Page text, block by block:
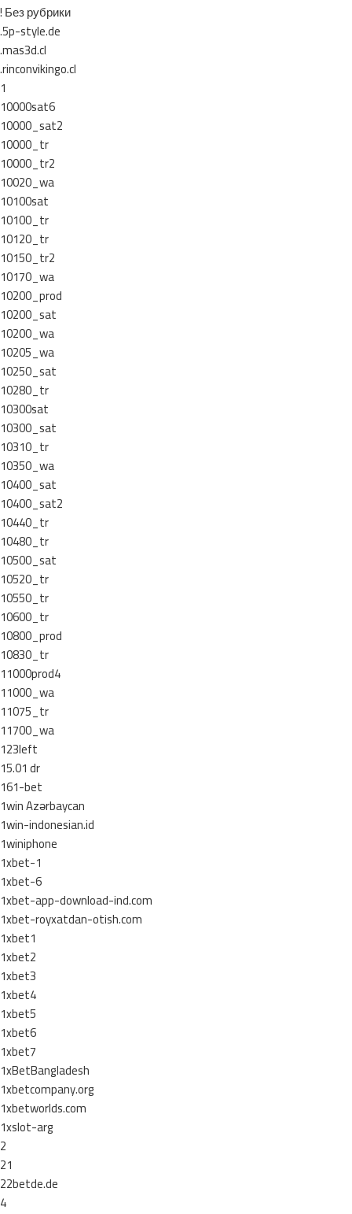
! Без рубрики
.5p-style.de
.mas3d.cl
.rinconvikingo.cl
1
10000sat6
10000_sat2
10000_tr
10000_tr2
10020_wa
10100sat
10100_tr
10120_tr
10150_tr2
10170_wa
10200_prod
10200_sat
10200_wa
10205_wa
10250_sat
10280_tr
10300sat
10300_sat
10310_tr
10350_wa
10400_sat
10400_sat2
10440_tr
10480_tr
10500_sat
10520_tr
10550_tr
10600_tr
10800_prod
10830_tr
11000prod4
11000_wa
11075_tr
11700_wa
123left
15.01 dr
161-bet
1win Azərbaycan
1win-indonesian.id
1winiphone
1xbet-1
1xbet-6
1xbet-app-download-ind.com
1xbet-royxatdan-otish.com
1xbet1
1xbet2
1xbet3
1xbet4
1xbet5
1xbet6
1xbet7
1xBetBangladesh
1xbetcompany.org
1xbetworlds.com
1xslot-arg
2
21
22betde.de
4